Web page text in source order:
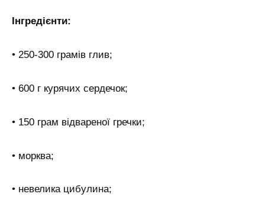
Інгредієнти:
• 250-300 грамів глив;
• 600 г курячих сердечок;
• 150 грам відвареної гречки;
• морква;
• невелика цибулина;